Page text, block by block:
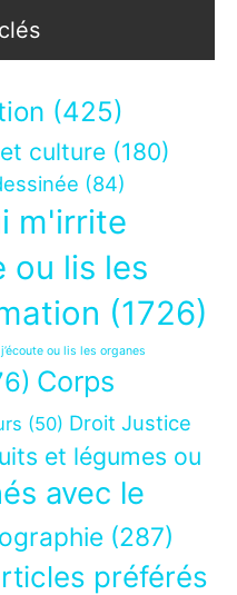
(425)
culture (180)
(84)
m'irrite
ou lis les
(1726)
ou lis les organes
Corps
(50) Droit Justice
et légumes ou
avec le
(287)
préférés